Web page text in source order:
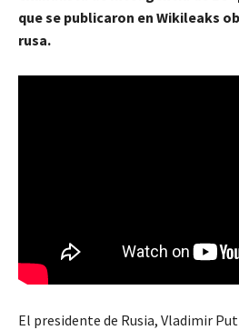
que se publicaron en Wikileaks
rusa.
El presidente de Rusia, Vladimir